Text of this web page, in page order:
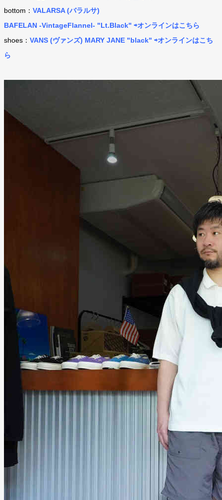
bottom： VALARSA (バラルサ)
BAFELAN -VintageFlannel- "Lt.Black" ⇨オンラインはこちら
shoes： VANS (ヴァンズ) MARY JANE "black" ⇨オンラインはこち
ら